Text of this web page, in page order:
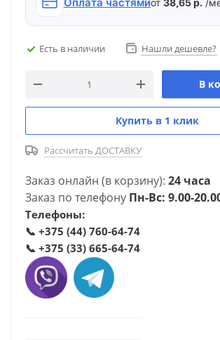
от 38,65 р. /
Есть в наличии Нашли дешевле?
В
Купить в 1 клик
Рассчитать ДОСТАВКУ
Заказ онлайн (в корзину): 24 часа
Заказ по телефону Пн-Вс: 9.00-
Телефоны:
📞 +375 (44) 760-64-74
📞 +375 (33) 665-64-74